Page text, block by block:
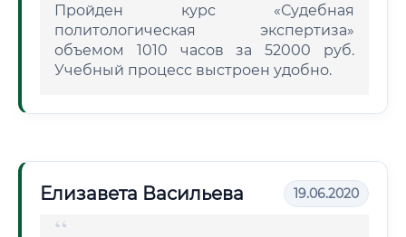
Пройден курс «Судебная
политологическая экспертиза»
объемом 1010 часов за 52000 руб.
Учебный процесс выстроен удобно.
Елизавета Васильева 19.06.2020